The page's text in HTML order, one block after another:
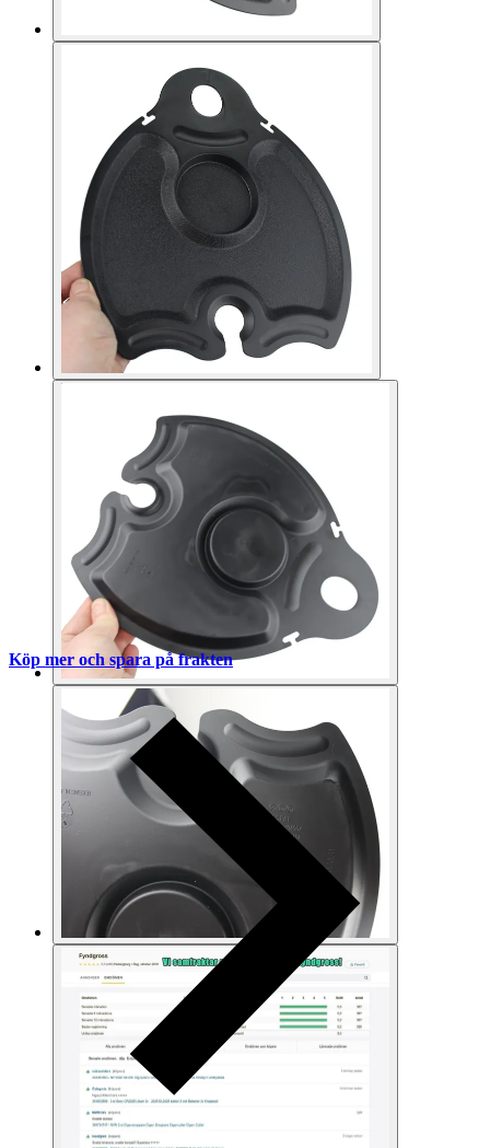
Köp mer och spara på frakten